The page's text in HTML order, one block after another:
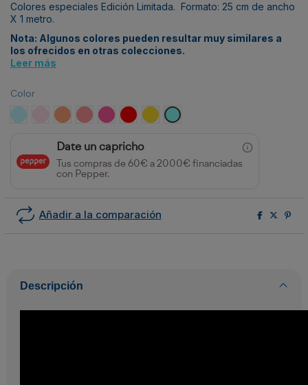
Colores especiales Edición Limitada. Formato: 25 cm de ancho
X 1 metro.
Nota: Algunos colores pueden resultar muy similares a
los ofrecidos en otras colecciones.
Leer más
Color
Hielo Turquesa
Rosa ClaroNápolesCoral Rosa BarbieRojo VivoOro Amarillo
Atlantis
Date un capricho
Tus compras de 60€ a 2000€ financiadas
con Pepper.
Añadir a la comparación
Descripción